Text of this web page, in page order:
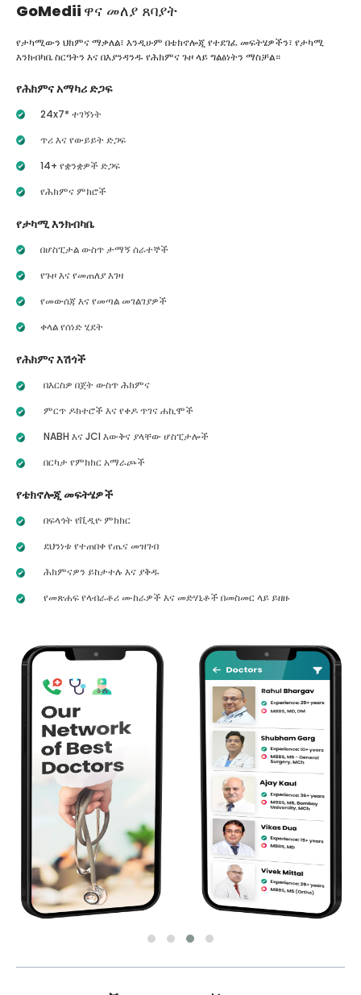
GoMedii ዋና መለያ ጸባያት
የታካሚውን ህክምና ማቃለል፣ እንዲሁም በቴክኖሎጂ የተደገፈ መፍትሄዎችን፣ የታካሚ
እንክብካቤ ስርዓትን እና በእያንዳንዱ የሕክምና ጉዞ ላይ ግልፅነትን ማስቻል።
የሕክምና አማካሪ ድጋፍ
24x7* ተገኝነት
ጥሪ እና የውይይት ድጋፍ
14+ የቋንቋዎች ድጋፍ
የሕክምና ምክሮች
የታካሚ እንክብካቤ
በሆስፒታል ውስጥ ታማኝ ሰራተኞች
የጉዞ እና የመጠለያ እገዛ
የመውሰጃ እና የመጣል መገልገያዎች
ቀላል የሰነድ ሂደት
የሕክምና እሽጎች
በእርስዎ በጀት ውስጥ ሕክምና
ምርጥ ዶክተሮች እና የቀዶ ጥገና ሐኪሞች
NABH እና JCI እውቅና ያላቸው ሆስፒታሎች
በርካታ የምክክር አማራጮች
የቴክኖሎጂ መፍትሄዎች
በፍላጎት የቪዲዮ ምክክር
ደህንነቱ የተጠበቀ የጤና መዝገብ
ሕክምናዎን ይከታተሉ እና ያቅዱ
የመጽሐፍ የላብራቶሪ ሙከራዎች እና መድሃኒቶች በመስመር ላይ ይዘዙ